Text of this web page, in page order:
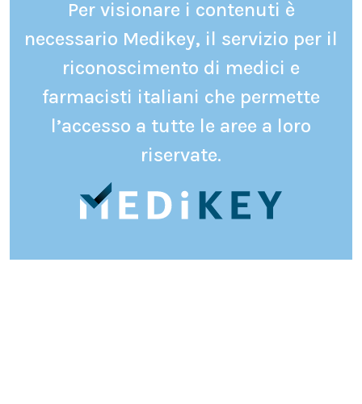
Per visionare i contenuti è
necessario Medikey, il servizio per il
riconoscimento di medici e
farmacisti italiani che permette
l’accesso a tutte le aree a loro
riservate.